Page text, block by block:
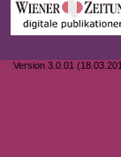
Version 3.0.01